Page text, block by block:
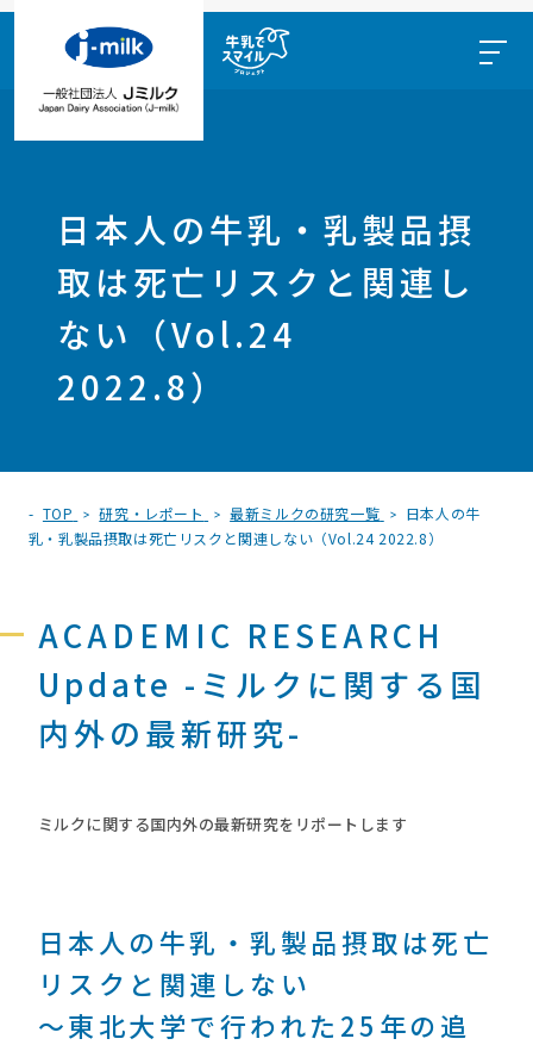
日本人の牛乳・乳製品摂
取は死亡リスクと関連し
ない（Vol.24
2022.8）
TOP 研究・レポート 最新ミルクの研究一覧
日本人の牛
乳・乳製品摂取は死亡リスクと関連しない（Vol.24 2022.8）
ACADEMIC RESEARCH
Update -ミルクに関する国
内外の最新研究-
ミルクに関する国内外の最新研究をリポートします
日本人の牛乳・乳製品摂取は死亡
リスクと関連しない
～東北大学で行われた25年の追